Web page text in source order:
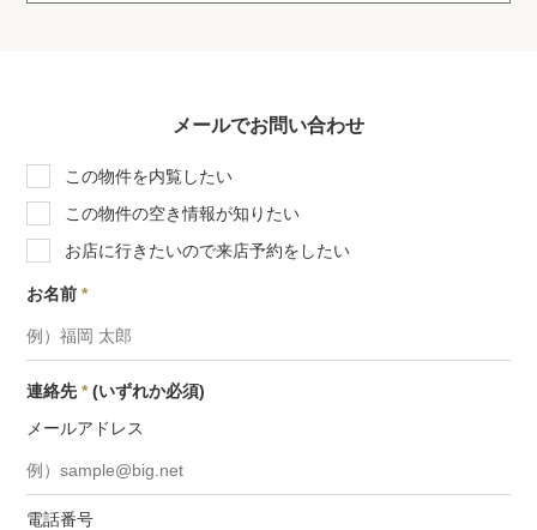
メールでお問い合わせ
この物件を内覧したい
この物件の空き情報が知りたい
お店に行きたいので来店予約をしたい
お名前*
連絡先* (いずれか必須)
メールアドレス
電話番号